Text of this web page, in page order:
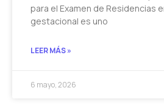
para el Examen de Residencias
gestacional es uno
LEER MÁS »
6 mayo, 2026